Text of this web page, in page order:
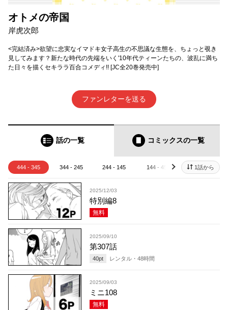
オトメの帝国
岸虎次郎
<完結済み>欲望に忠実なイマドキ女子高生の不思議な生態を、ちょっと覗き
見してみます？新たな時代の先端をいく'10年代ティーンたちの、波乱に満ち
た日々を描くセキララ百合コメディ!! [JC全20巻発売中]
ファンレターを送る
話の一覧 コミックスの一覧
444 - 345 344 - 245 244 - 145 144 - 45 44 - 1
next 1話から
2025/12/03
特別編8
無料
2025/09/10
第307話
40pt レンタル・ 48時間
2025/09/03
ミニ108
無料